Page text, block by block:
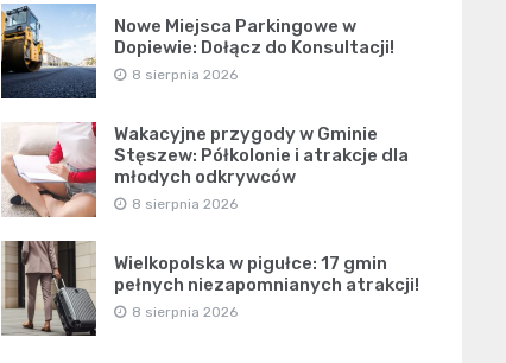
Nowe Miejsca Parkingowe w
Dopiewie: Dołącz do Konsultacji!
8 sierpnia 2026
Wakacyjne przygody w Gminie
Stęszew: Półkolonie i atrakcje dla
młodych odkrywców
8 sierpnia 2026
Wielkopolska w pigułce: 17 gmin
pełnych niezapomnianych atrakcji!
8 sierpnia 2026